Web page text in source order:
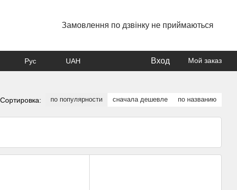
Замовлення по дзвінку не приймаються
Рус UAH Вход Мой заказ
Сортировка: по популярности сначала дешевле по названию